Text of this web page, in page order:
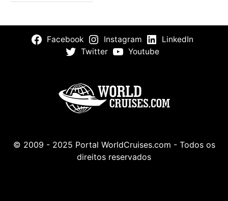
Facebook Instagram
LinkedIn
Twitter
Youtube
© 2009 - 2025 Portal WorldCruises.com - Todos os
direitos reservados